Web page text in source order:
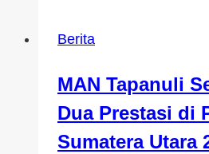
Berita
MAN Tapanuli
Dua Prestasi di
Sumatera Utara